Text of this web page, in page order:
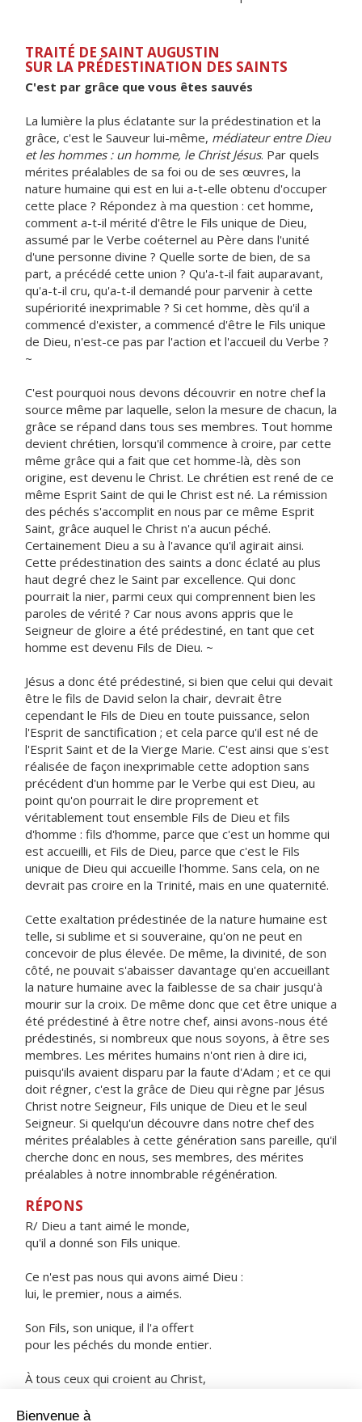
TRAITÉ DE SAINT AUGUSTIN
SUR LA PRÉDESTINATION DES SAINTS
C'est par grâce que vous êtes sauvés
La lumière la plus éclatante sur la prédestination et la
grâce, c'est le Sauveur lui-même, médiateur entre Dieu
et les hommes : un homme, le Christ Jésus. Par quels
mérites préalables de sa foi ou de ses œuvres, la
nature humaine qui est en lui a-t-elle obtenu d'occuper
cette place ? Répondez à ma question : cet homme,
comment a-t-il mérité d'être le Fils unique de Dieu,
assumé par le Verbe coéternel au Père dans l'unité
d'une personne divine ? Quelle sorte de bien, de sa
part, a précédé cette union ? Qu'a-t-il fait auparavant,
qu'a-t-il cru, qu'a-t-il demandé pour parvenir à cette
supériorité inexprimable ? Si cet homme, dès qu'il a
commencé d'exister, a commencé d'être le Fils unique
de Dieu, n'est-ce pas par l'action et l'accueil du Verbe ?
~
C'est pourquoi nous devons découvrir en notre chef la
source même par laquelle, selon la mesure de chacun, la
grâce se répand dans tous ses membres. Tout homme
devient chrétien, lorsqu'il commence à croire, par cette
même grâce qui a fait que cet homme-là, dès son
origine, est devenu le Christ. Le chrétien est rené de ce
même Esprit Saint de qui le Christ est né. La rémission
des péchés s'accomplit en nous par ce même Esprit
Saint, grâce auquel le Christ n'a aucun péché.
Certainement Dieu a su à l'avance qu'il agirait ainsi.
Cette prédestination des saints a donc éclaté au plus
haut degré chez le Saint par excellence. Qui donc
pourrait la nier, parmi ceux qui comprennent bien les
paroles de vérité ? Car nous avons appris que le
Seigneur de gloire a été prédestiné, en tant que cet
homme est devenu Fils de Dieu. ~
Jésus a donc été prédestiné, si bien que celui qui devait
être le fils de David selon la chair, devrait être
cependant le Fils de Dieu en toute puissance, selon
l'Esprit de sanctification ; et cela parce qu'il est né de
l'Esprit Saint et de la Vierge Marie. C'est ainsi que s'est
réalisée de façon inexprimable cette adoption sans
précédent d'un homme par le Verbe qui est Dieu, au
point qu'on pourrait le dire proprement et
véritablement tout ensemble Fils de Dieu et fils
d'homme : fils d'homme, parce que c'est un homme qui
est accueilli, et Fils de Dieu, parce que c'est le Fils
unique de Dieu qui accueille l'homme. Sans cela, on ne
devrait pas croire en la Trinité, mais en une quaternité.
Cette exaltation prédestinée de la nature humaine est
telle, si sublime et si souveraine, qu'on ne peut en
concevoir de plus élevée. De même, la divinité, de son
côté, ne pouvait s'abaisser davantage qu'en accueillant
la nature humaine avec la faiblesse de sa chair jusqu'à
mourir sur la croix. De même donc que cet être unique a
été prédestiné à être notre chef, ainsi avons-nous été
prédestinés, si nombreux que nous soyons, à être ses
membres. Les mérites humains n'ont rien à dire ici,
puisqu'ils avaient disparu par la faute d'Adam ; et ce qui
doit régner, c'est la grâce de Dieu qui règne par Jésus
Christ notre Seigneur, Fils unique de Dieu et le seul
Seigneur. Si quelqu'un découvre dans notre chef des
mérites préalables à cette génération sans pareille, qu'il
cherche donc en nous, ses membres, des mérites
préalables à notre innombrable régénération.
RÉPONS
R/ Dieu a tant aimé le monde,
qu'il a donné son Fils unique.
Ce n'est pas nous qui avons aimé Dieu :
lui, le premier, nous a aimés.
Son Fils, son unique, il l'a offert
pour les péchés du monde entier.
À tous ceux qui croient au Christ,